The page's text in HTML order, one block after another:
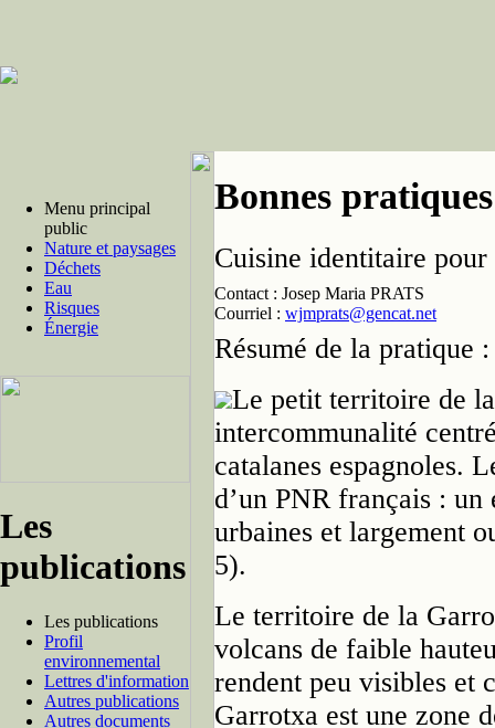
Menu principal
public
Nature et paysages
Déchets
Eau
Risques
Énergie
Les
publications
Les publications
Profil
environnemental
Lettres d'information
Autres publications
Autres documents
Bonnes pratiques
Cuisine identitaire
Contact : Josep Maria PRATS
Courriel : wjmprats@gencat.net
Résumé de la pratique :
Le petit territoire de
intercommunalité
catalanes espagnoles.
d’un PNR français : un
urbaines et largement
5).
Le territoire de la
volcans de faible
rendent peu visibles et
Garrotxa est une zone